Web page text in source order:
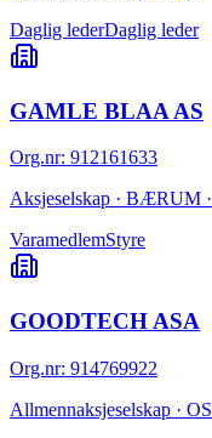
Daglig lederDaglig leder
GAMLE BLAA AS
Org.nr: 912161633
Aksjeselskap · BÆRUM
VaramedlemStyre
GOODTECH ASA
Org.nr: 914769922
Allmennaksjeselskap ·